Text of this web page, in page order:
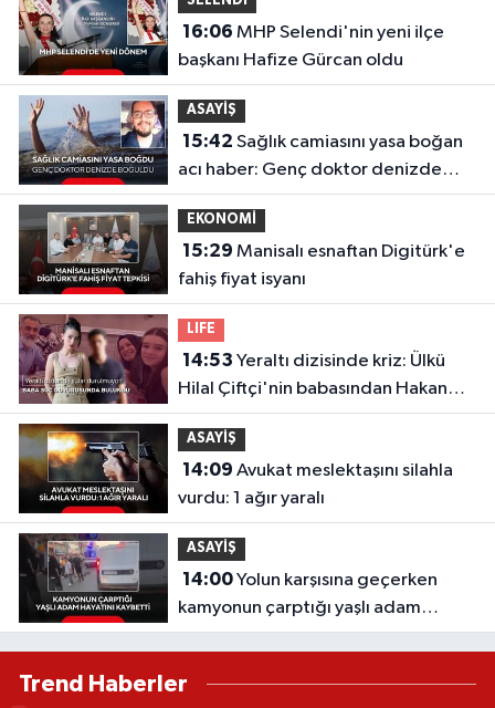
16:06
başkanı Hafize Gürcan oldu
ASAYİŞ
15:42
acı haber: Genç doktor denizde
boğuldu
EKONOMİ
15:29
fahiş fiyat isyanı
LIFE
14:53
Hilal Çiftçi'nin babasından Hakan
Çelebi ve OnTalent Menajerlik
hakkında suç duyurusu
ASAYİŞ
14:09
vurdu: 1 ağır yaralı
ASAYİŞ
14:00Yolun karşısına geçerken
kamyonun çarptığı yaşlı adam
hayatını kaybetti
Trend Haberler